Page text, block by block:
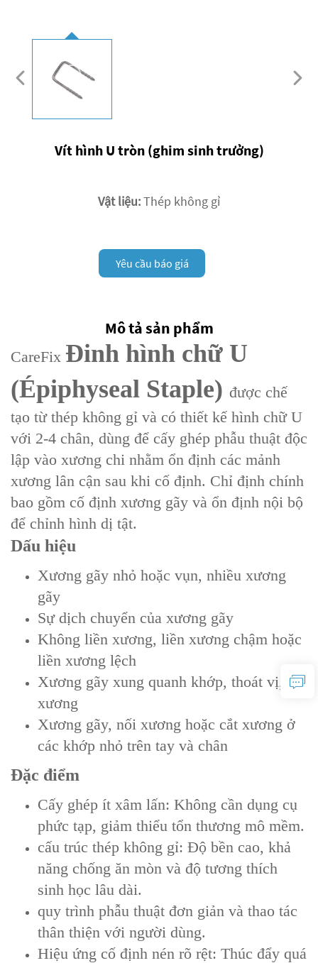
Vít hình U tròn (ghim sinh trưởng)
Vật liệu:Thép không gỉ
Yêu cầu báo giá
Mô tả sản phẩm
CareFix Đinh hình chữ U
(Épiphyseal Staple) được chế
tạo từ thép không gỉ và có thiết kế hình chữ U
với 2-4 chân, dùng để cấy ghép phẫu thuật độc
lập vào xương chi nhằm ổn định các mảnh
xương lân cận sau khi cố định. Chỉ định chính
bao gồm cố định xương gãy và ổn định nội bộ
để chỉnh hình dị tật.
Dấu hiệu
Xương gãy nhỏ hoặc vụn, nhiều xương
gãy
Sự dịch chuyển của xương gãy
Không liền xương, liền xương chậm hoặc
liền xương lệch
Xương gãy xung quanh khớp, thoát vị, cắt
xương
Xương gãy, nối xương hoặc cắt xương ở
các khớp nhỏ trên tay và chân
Đặc điểm
‌Cấy ghép ít xâm lấn‌: Không cần dụng cụ
phức tạp, giảm thiểu tổn thương mô mềm.
cấu trúc thép không gỉ: Độ bền cao, khả
năng chống ăn mòn và độ tương thích
sinh học lâu dài.
quy trình phẫu thuật đơn giản và thao tác
thân thiện với người dùng.
Hiệu ứng cố định nén rõ rệt: Thúc đẩy quá